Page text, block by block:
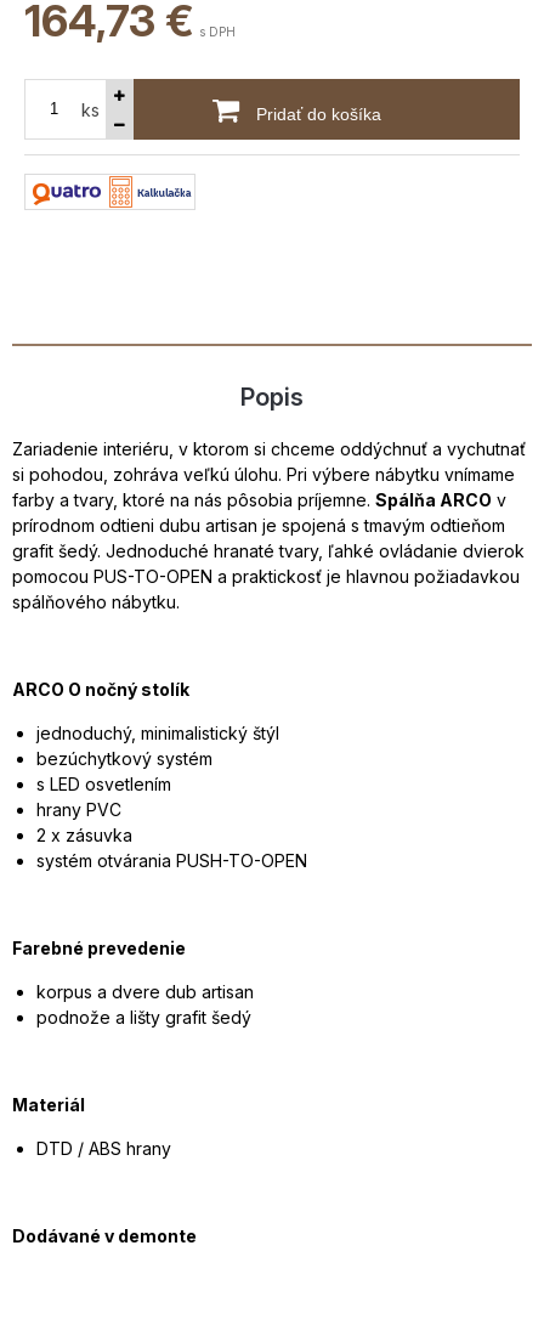
164,73 € s DPH
ks Pridať do košíka
Popis
Zariadenie interiéru, v ktorom si chceme oddýchnuť a vychutnať
si pohodou, zohráva veľkú úlohu. Pri výbere nábytku vnímame
farby a tvary, ktoré na nás pôsobia príjemne. Spálňa ARCO v
prírodnom odtieni dubu artisan je spojená s tmavým odtieňom
grafit šedý. Jednoduché hranaté tvary, ľahké ovládanie dvierok
pomocou PUS-TO-OPEN a praktickosť je hlavnou požiadavkou
spálňového nábytku.
ARCO O nočný stolík
jednoduchý, minimalistický štýl
bezúchytkový systém
s LED osvetlením
hrany PVC
2 x zásuvka
systém otvárania PUSH-TO-OPEN
Farebné prevedenie
korpus a dvere dub artisan
podnože a lišty grafit šedý
Materiál
DTD / ABS hrany
Dodávané v demonte